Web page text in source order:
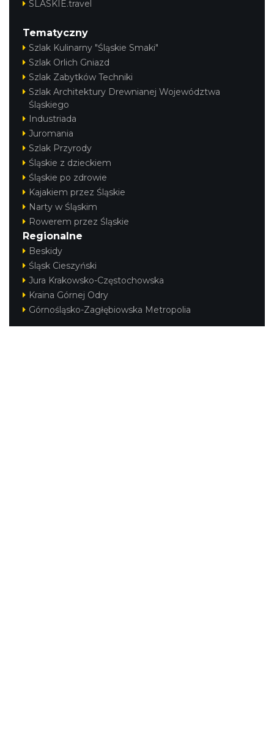
SLASKIE.travel
Tematyczny
Szlak Kulinarny "Śląskie Smaki"
Szlak Orlich Gniazd
Szlak Zabytków Techniki
Szlak Architektury Drewnianej Województwa
Śląskiego
Industriada
Juromania
Szlak Przyrody
Śląskie z dzieckiem
Śląskie po zdrowie
Kajakiem przez Śląskie
Narty w Śląskim
Rowerem przez Śląskie
Regionalne
Beskidy
Śląsk Cieszyński
Jura Krakowsko-Częstochowska
Kraina Górnej Odry
Górnośląsko-Zagłębiowska Metropolia